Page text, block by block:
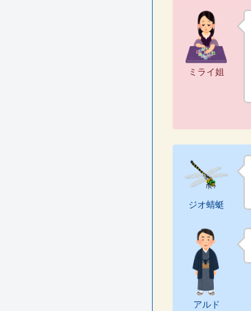
ミライ姐
ジオ蜻蜓
アルド